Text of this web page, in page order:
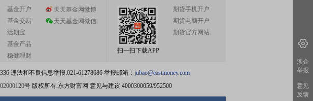
基金开户
基金交易
活期宝
基金产品
稳健理财
天天基金网微博
天天基金网微信
扫一扫下载APP
期货手机开户
期货电脑开户
期货官方网站
违法和不良信息举报:021-61278686 举报邮箱： jubao@eastmoney.com
号版权所有:东方财富网 意见与建议:4000300059/952500
涉企
举报
意见
反馈